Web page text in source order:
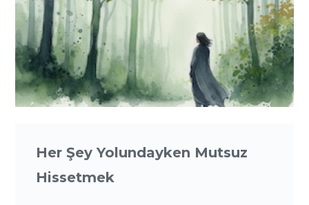
Her Şey Yolundayken Mutsuz
Hissetmek